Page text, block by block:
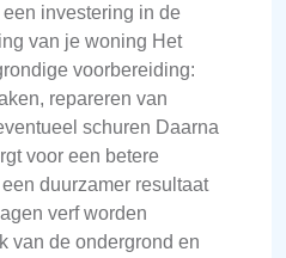
investering in de
van je woning Het
voorbereiding:
repareren van
schuren Daarna
voor een betere
duurzamer resultaat
verf worden
van de ondergrond en